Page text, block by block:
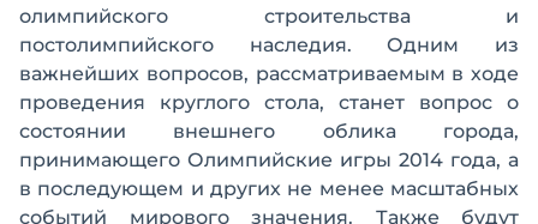
олимпийского строительства и
постолимпийского наследия. Одним из
важнейших вопросов, рассматриваемым в ходе
проведения круглого стола, станет вопрос о
состоянии внешнего облика города,
принимающего Олимпийские игры 2014 года, а
в последующем и других не менее масштабных
событий мирового значения. Также будут